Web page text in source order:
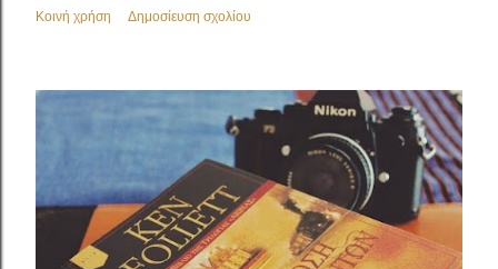
Κοινή χρήση Δημοσίευση σχολίου